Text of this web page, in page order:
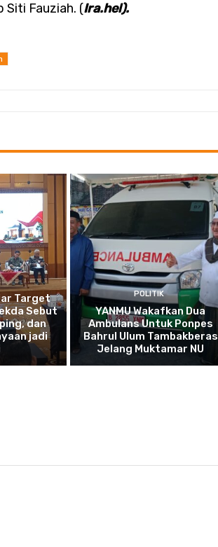
Siti Fauziah. (Ira.hel).
Target
Sebut
dan
jadi
POLITIK
YANMU Wakafkan Dua
Ambulans Untuk Ponpes
Bahrul Ulum Tambakberas
Jelang Muktamar NU